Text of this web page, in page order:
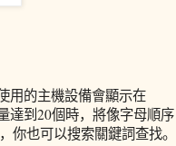
用的主機設備會顯示在
達到20個時，將像字母順序
你也可以搜索關鍵詞查找。